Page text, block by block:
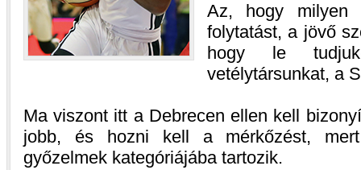
Az, hogy milyen
folytatást, a jövő
hogy le
vetélytársunkat, a
Ma viszont itt a Debrecen ellen kell
jobb, és hozni kell a mérkőzést,
győzelmek kategóriájába tartozik.